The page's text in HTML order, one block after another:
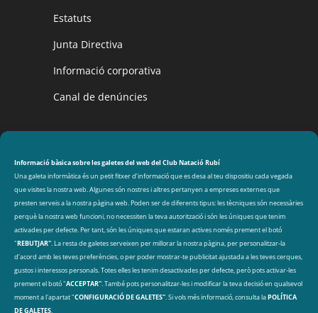
Informació bàsica sobre les galetes del web del Club Natació Rubí
Una galeta informàtica és un petit fitxer d’informació que es desa al teu dispositiu cada vegada
que visites la nostra web. Algunes són nostres i altres pertanyen a empreses externes que
presten serveis a la nostra pàgina web. Poden ser de diferents tipus: les tècniques són necessàries
perquè la nostra web funcioni, no necessiten la teva autorització i són les úniques que tenim
activades per defecte. Per tant, són les úniques que estaran actives només prement el botó
"REBUTJAR". La resta de galetes serveixen per millorar la nostra pàgina, per personalitzar-la
d’acord amb les teves preferències, o per poder mostrar-te publicitat ajustada a les teves cerques,
gustos i interessos personals. Totes elles les tenim desactivades per defecte, però pots activar-les
prement el botó "ACCEPTAR". També pots personalitzar-les i modificar la teva decisió en qualsevol
moment a l'apartat "CONFIGURACIÓ DE GALETES". Si vols més informació, consulta laPOLÍTICA
DE GALETES.
Estatuts
Junta Directiva
Informació corporativa
Canal de denúncies
Avinguda de les Olimpíades s/n, 08191 Rubí
DADES DE CONTACTE
cnr@cnrubi.cat
93 606 40 97
ARXIUArxius